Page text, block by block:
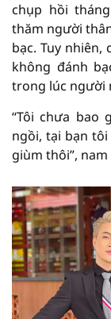
chụp hồi
thăm người
bạc. Tuy
không đánh
trong lúc người
“Tôi chưa bao
ngồi, tại bạn
giùm thôi”,